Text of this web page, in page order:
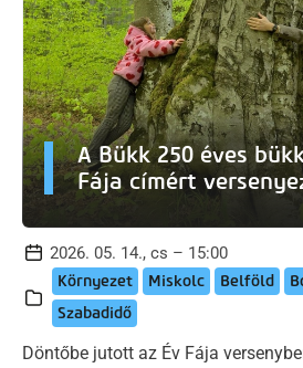
A Bükk 250 éves
Fája címért
2026. 05. 14., cs – 15:00
Környezet Miskolc Belföld
Szabadidő
Döntőbe jutott az Év Fája